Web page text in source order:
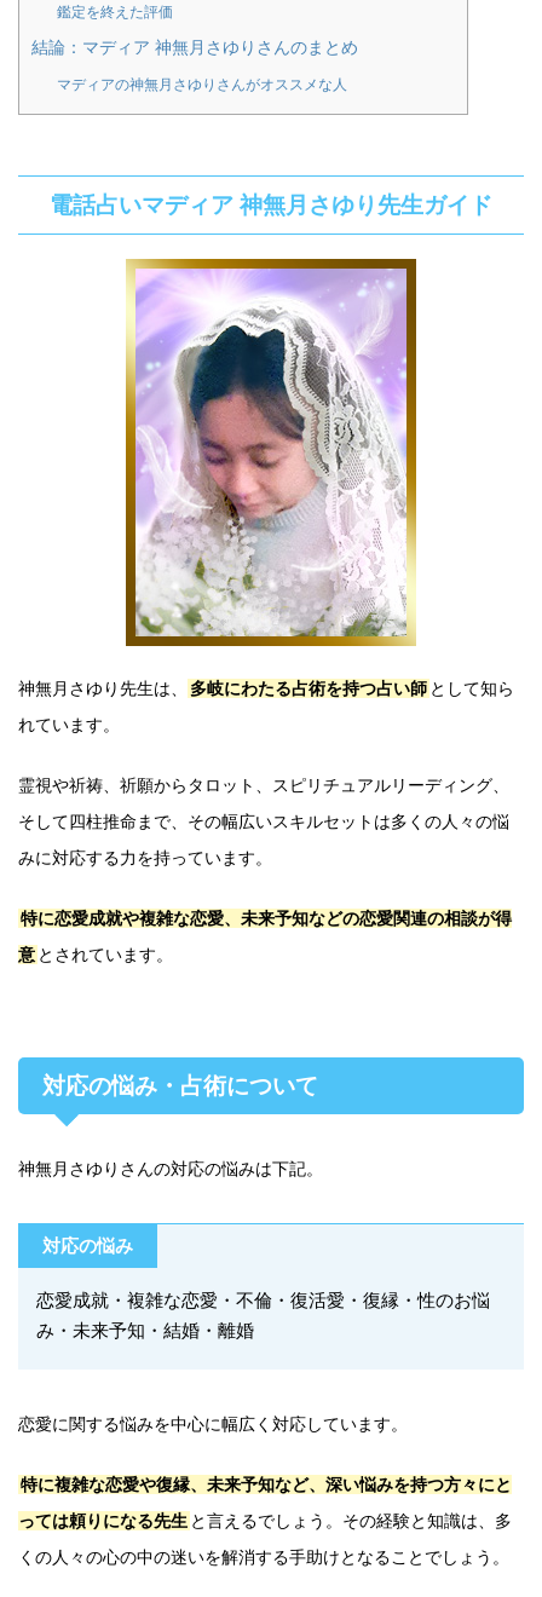
鑑定を終えた評価
結論：マディア 神無月さゆりさんのまとめ
マディアの神無月さゆりさんがオススメな人
電話占いマディア 神無月さゆり先生ガイド
神無月さゆり先生は、 多岐にわたる占術を持つ占い師 として知ら
れています。
霊視や祈祷、祈願からタロット、スピリチュアルリーディング、
そして四柱推命まで、その幅広いスキルセットは多くの人々の悩
みに対応する力を持っています。
特に恋愛成就や複雑な恋愛、未来予知などの恋愛関連の相談が得
意 とされています。
対応の悩み・占術について
神無月さゆりさんの対応の悩みは下記。
対応の悩み
恋愛成就・複雑な恋愛・不倫・復活愛・復縁・性のお悩
み・未来予知・結婚・離婚
恋愛に関する悩みを中心に幅広く対応しています。
特に複雑な恋愛や復縁、未来予知など、深い悩みを持つ方々にと
っては頼りになる先生 と言えるでしょう。その経験と知識は、多
くの人々の心の中の迷いを解消する手助けとなることでしょう。